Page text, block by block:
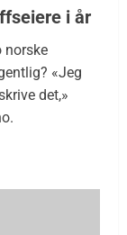
i år
norske
«Jeg
det,»